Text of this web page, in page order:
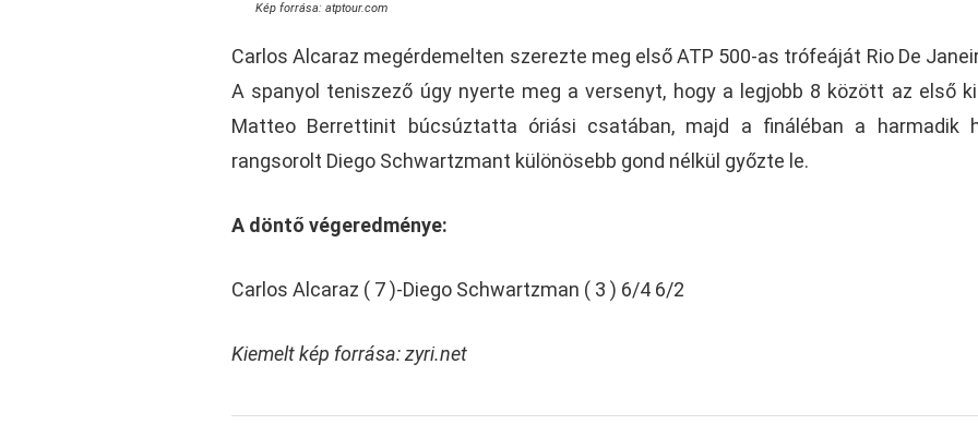
Kép forrása: atptour.com
Carlos Alcaraz megérdemelten szerezte meg első ATP 500-as trófeáját Rio De
A spanyol teniszező úgy nyerte meg a versenyt, hogy a legjobb 8 között az első
Matteo Berrettinit búcsúztatta óriási csatában, majd a fináléban a harmadik
rangsorolt Diego Schwartzmant különösebb gond nélkül győzte le.
A döntő végeredménye:
Carlos Alcaraz ( 7 )-Diego Schwartzman ( 3 ) 6/4 6/2
Kiemelt kép forrása: zyri.net